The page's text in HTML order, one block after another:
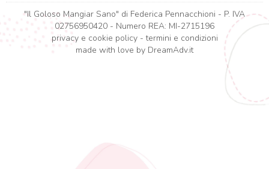
"Il Goloso Mangiar Sano" di Federica Pennacchioni - P. IVA
02756950420 - Numero REA: MI-2715196
privacy e cookie policy-termini e condizioni
made with love by DreamAdv.it